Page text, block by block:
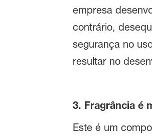
empresa
contrário,
segurança no
resultar no
3. Fragrância é
Este é um